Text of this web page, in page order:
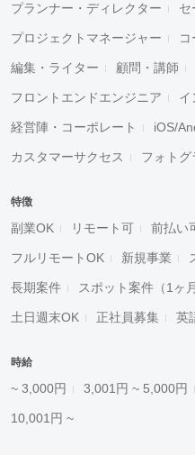
プランナー・ディレクター セ
プロジェクトマネージャー
編集・ライター 顧問・講師
フロントエンドエンジニア イ
経営陣・コーポレート iOS/
カスタマーサクセス フォトグ
特徴
副業OK リモート可 前払い
フルリモートOK 新規事業
長期案件 スポット案件（1ヶ月
土日週末OK 正社員募集 英
時給
~ 3,000円 3,001円 ~ 5,000円
10,001円 ~